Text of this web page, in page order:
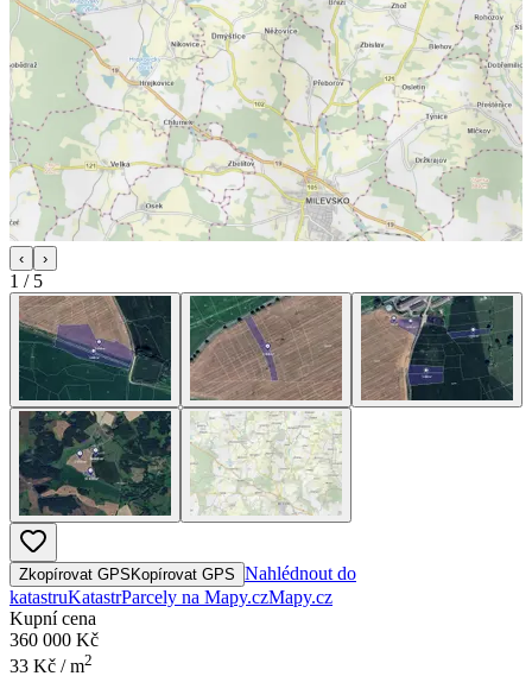
‹ ›
1 / 5
Zkopírovat GPS Kopírovat GPS Nahlédnout do
katastruKatastrParcely na Mapy.czMapy.cz
Kupní cena
360 000 Kč
33 Kč / m2